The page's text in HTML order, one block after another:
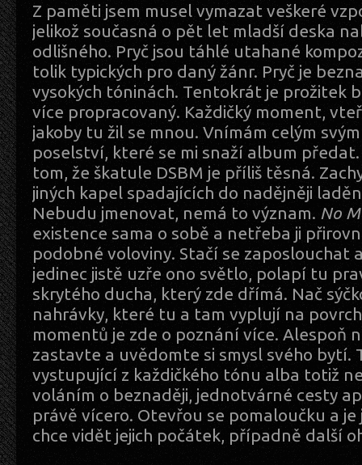
Z paměti jsem musel vymazat veškeré
jelikož současná o pět let mladší deska
odlišného. Pryč jsou táhlé utahané
tolik typických pro daný žánr. Pryč je
vysokých tóninách. Tentokrát je prožitek
více propracovaný. Každičký moment,
jakoby tu žil se mnou. Vnímám celým
poselství, které se mi snaží album
tom, že škatule DSBM je příliš těsná.
jiných kapel spadajících do nadějněji
Nebudu jmenovat, nemá to význam. No
existence sama o sobě a netřeba ji
podobné voloviny. Stačí se zaposlouchat
jedinec jistě uzře ono světlo, polapí tu
skrytého ducha, který zde dřímá. Nač
nahrávky, které tu a tam vyplují na
momentů je zde o poznání více. Alespoň
zastavte a uvědomte si smysl svého bytí.
vystupující z každičkého tónu alba totiž
voláním o beznaději, jednotvárné cesty
právě vícero. Otevřou se pomaloučku a je
chce vidět jejich počátek, případně další